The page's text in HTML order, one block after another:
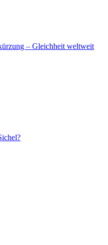
– Gleichheit weltweit